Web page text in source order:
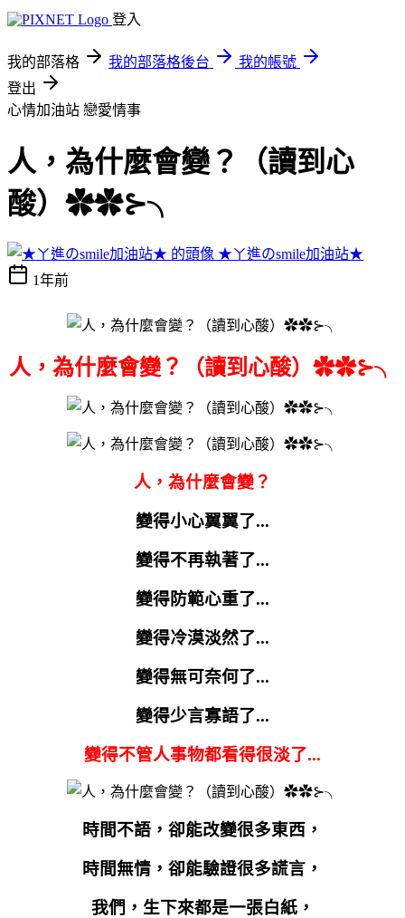
登入
我的部落格 我的部落格後台
我的帳號
登出
心情加油站 戀愛情事
人，為什麼會變？（讀到心
酸）✿✿⊱╮
★ㄚ進のsmile加油站★
1年前
人，為什麼會變？（讀到心酸）✿✿⊱╮
人，為什麼會變？
變得小心翼翼了...
變得不再執著了...
變得防範心重了...
變得冷漠淡然了...
變得無可奈何了...
變得少言寡語了...
變得不管人事物都看得很淡了...
時間不語，卻能改變很多東西，
時間無情，卻能驗證很多謊言，
我們，生下來都是一張白紙，